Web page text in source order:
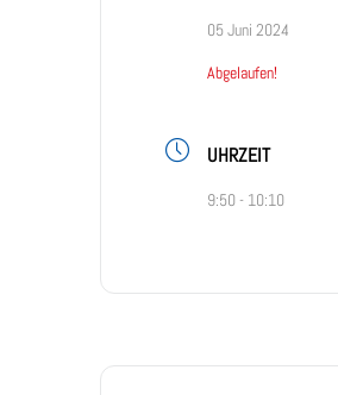
05 Juni 2024
Abgelaufen!
UHRZEIT
9:50 - 10:10